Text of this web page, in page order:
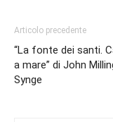
Articolo precedente
“La fonte dei santi.
a mare” di John
Synge